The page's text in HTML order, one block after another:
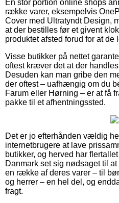
En stor portion online shops
række varer, eksempelvis
Cover med Ultratyndt Design,
at der bestilles før et givent
produktet afsted forud for at de
Visse butikker på nettet
oftest kræver det at der
Desuden kan man gribe den
der oftest – uafhængig om du
Farum eller Hørning – er at få
pakke til et afhentningssted.
Det er jo efterhånden vældig
internetbrugere at lave
butikker, og herved har
Danmark set sig nødsaget til
en række af deres varer – til
og herrer – en hel del, og
fragt.